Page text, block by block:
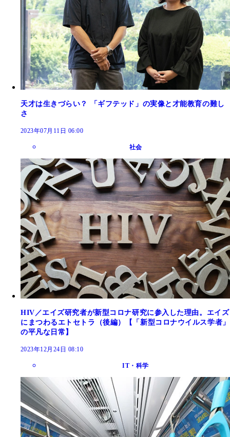
天才は生きづらい？ 「ギフテッド」の実像と才能教育の難し
さ
2023年07月11日 06:00
社会
HIV／エイズ研究者が新型コロナ研究に参入した理由。エイズ
にまつわるエトセトラ（後編）【「新型コロナウイルス学者」
の平凡な日常】
2023年12月24日 08:10
IT・科学